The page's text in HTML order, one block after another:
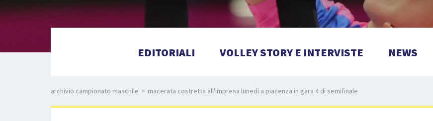
EDITORIALI VOLLEY STORY E INTERVISTE NEWS
archivio campionato maschile > macerata costretta all'impresa lunedì a piacenza in gara 4 di semifinale